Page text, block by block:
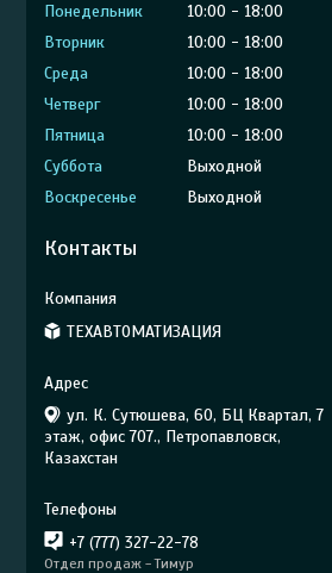
Понедельник 10:00
18:00
Вторник
10:00
18:00
Среда
10:00
18:00
Четверг
10:00
18:00
Пятница
10:00
18:00
Суббота
Выходной
Воскресенье
Выходной
Контакты
ТЕХАВТОМАТИЗАЦИЯ
ул. К. Сутюшева, 60, БЦ Квартал, 7
этаж, офис 707., Петропавловск,
Казахстан
+7 (777) 327-22-78
Отдел продаж - Тимур